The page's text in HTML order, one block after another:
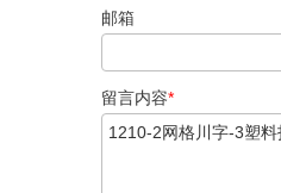
邮箱
留言内容*